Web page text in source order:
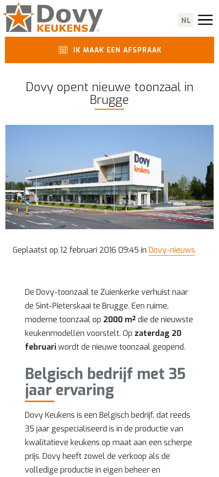
NL
IK MAAK EEN AFSPRAAK
Dovy opent nieuwe toonzaal in
Brugge
Geplaatst op 12 februari 2016 09:45 inDovy-nieuws
De Dovy-toonzaal te Zuienkerke verhuist naar
de Sint-Pieterskaai te Brugge. Een ruime,
moderne toonzaal op 2000 m² die de nieuwste
keukenmodellen voorstelt. Op zaterdag 20
februariwordt de nieuwe toonzaal geopend.
Belgisch bedrijf met 35
jaar ervaring
Dovy Keukens is een Belgisch bedrijf, dat reeds
35 jaar gespecialiseerd is in de productie van
kwalitatieve keukens op maat aan een scherpe
prijs. Dovy heeft zowel de verkoop als de
volledige productie in eigen beheer en